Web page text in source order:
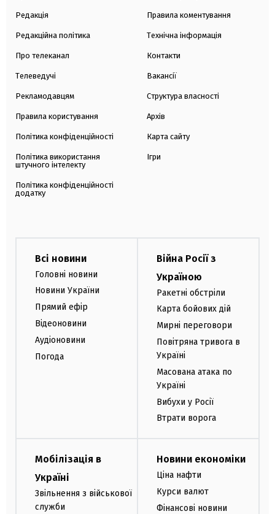
Редакція
Редакційна політика
Про телеканал
Телеведучі
Рекламодавцям
Правила користування
Політика конфіденційності
Політика використання
штучного інтелекту
Політика конфіденційності
додатку
Правила коментування
Технічна інформація
Контакти
Вакансії
Структура власності
Архів
Карта сайту
Ігри
Всі новини
Головні новини
Новини України
Прямий ефір
Відеоновини
Аудіоновини
Погода
Війна Росії з
Україною
Ракетні обстріли
Карта бойових дій
Мирні переговори
Повітряна тривога в
Україні
Масована атака по
Україні
Вибухи у Росії
Втрати ворога
Мобілізація в
Україні
Звільнення з військової
служби
Новини економіки
Ціна нафти
Курси валют
Фінансові новини